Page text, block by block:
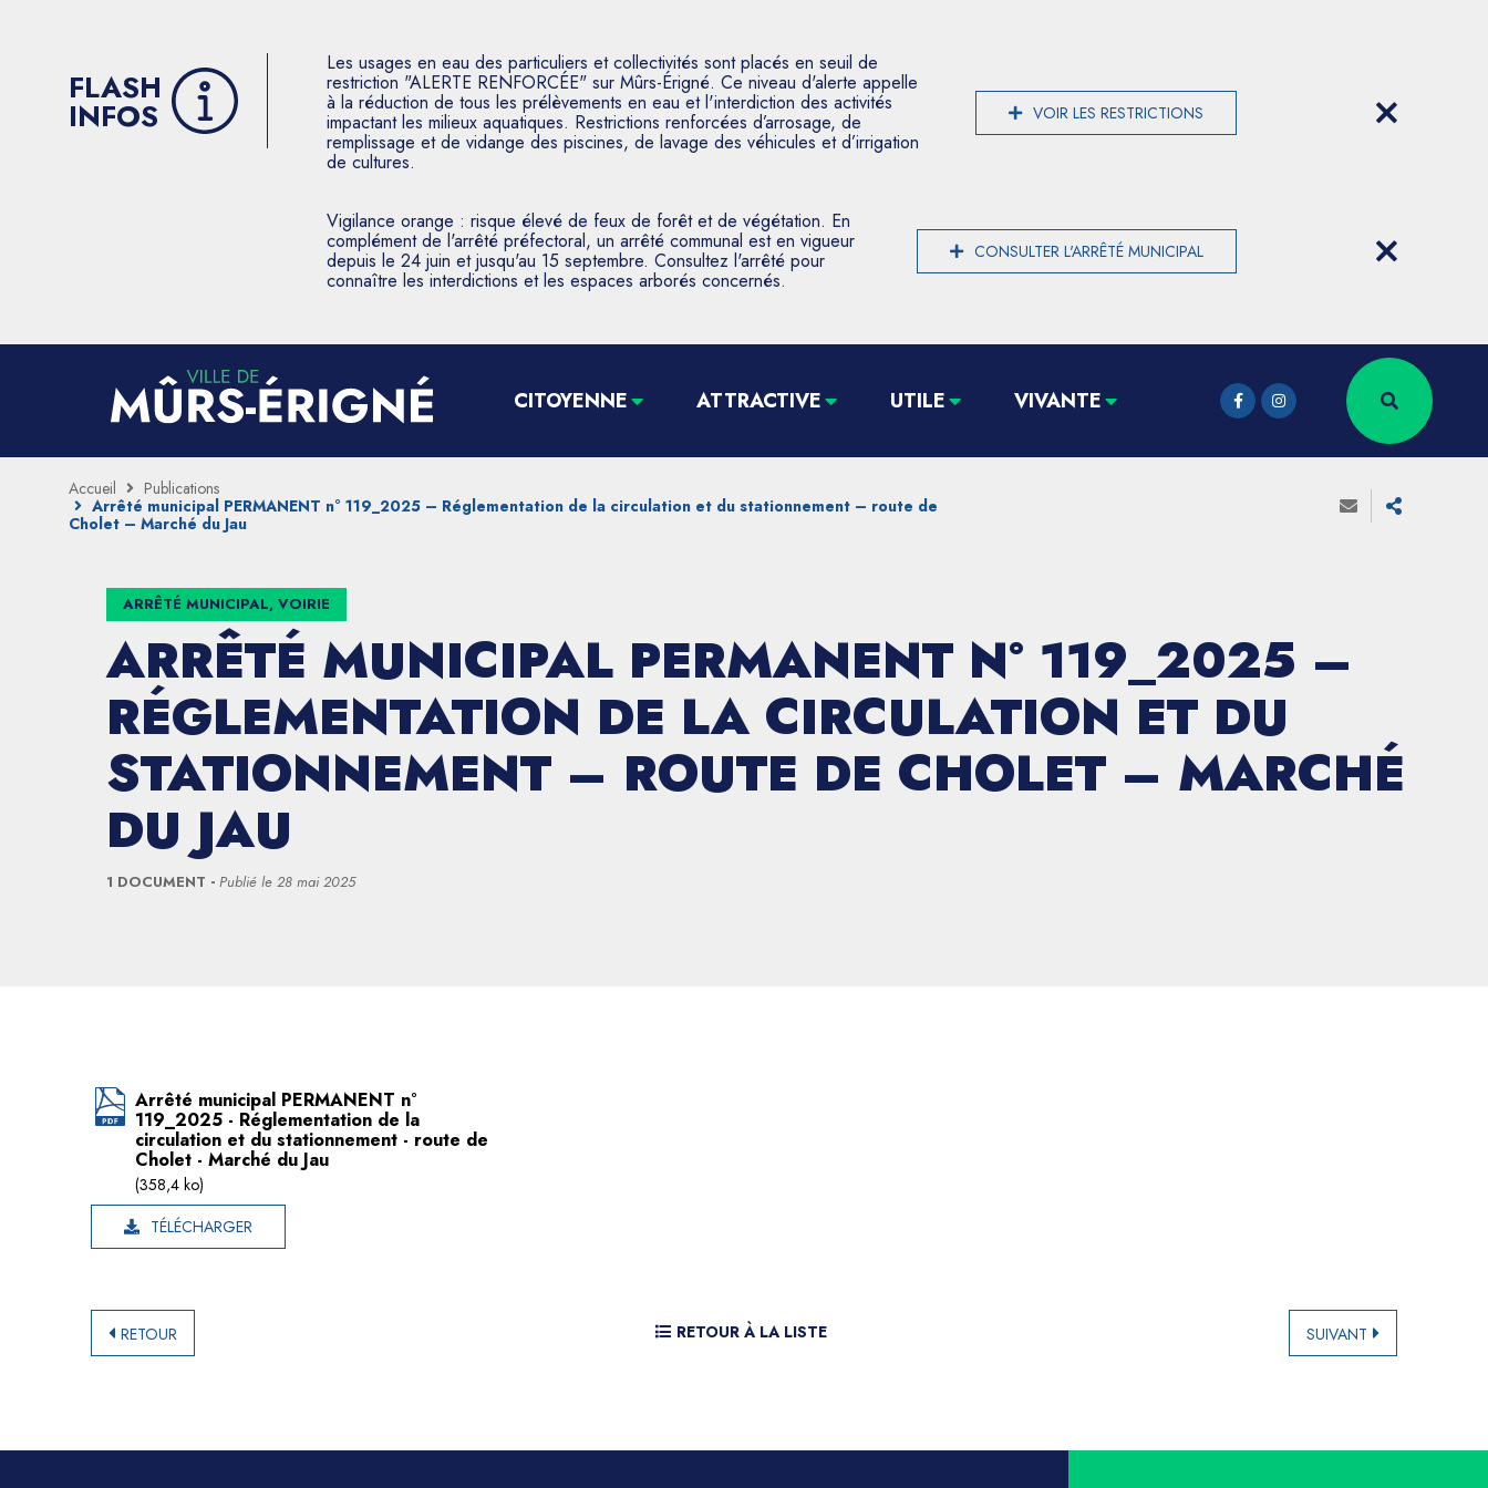
FLASH
INFOS
Les usages en eau des particuliers et collectivités sont placés en seuil de
restriction "ALERTE RENFORCÉE" sur Mûrs-Érigné. Ce niveau d'alerte appelle
à la réduction de tous les prélèvements en eau et l'interdiction des activités
impactant les milieux aquatiques. Restrictions renforcées d’arrosage, de
remplissage et de vidange des piscines, de lavage des véhicules et d’irrigation
de cultures.
VOIR LES RESTRICTIONS
Vigilance orange : risque élevé de feux de forêt et de végétation. En
complément de l'arrêté préfectoral, un arrêté communal est en vigueur
depuis le 24 juin et jusqu'au 15 septembre. Consultez l'arrêté pour
connaître les interdictions et les espaces arborés concernés.
CONSULTER L'ARRÊTÉ MUNICIPAL
CITOYENNE ATTRACTIVE UTILE VIVANTE
Accueil
Publications
Arrêté municipal PERMANENT n° 119_2025 – Réglementation de la circulation et du stationnement – route de
Cholet – Marché du Jau
ARRÊTÉ MUNICIPAL, VOIRIE
ARRÊTÉ MUNICIPAL PERMANENT N° 119_2025 –
RÉGLEMENTATION DE LA CIRCULATION ET DU
STATIONNEMENT – ROUTE DE CHOLET – MARCHÉ
DU JAU
1 DOCUMENT Publié le 28 mai 2025
Arrêté municipal PERMANENT n°
119_2025 - Réglementation de la
circulation et du stationnement - route de
Cholet - Marché du Jau
(358,4 ko)
TÉLÉCHARGER
RETOUR RETOUR À LA LISTE SUIVANT